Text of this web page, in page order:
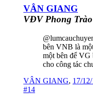
VÂN GIANG
VĐV Phong Trào
bên VNB là
một bên để VG
cho công tác
VÂN GIANG, 17/12/
#14